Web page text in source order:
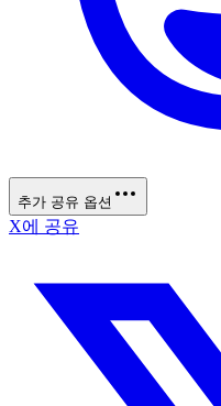
추가 공유 옵션
X에 공유